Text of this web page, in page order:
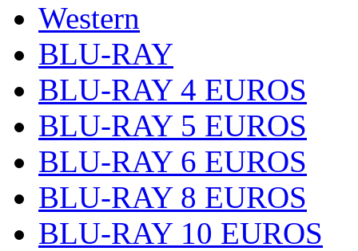
Western
BLU-RAY
BLU-RAY 4 EUROS
BLU-RAY 5 EUROS
BLU-RAY 6 EUROS
BLU-RAY 8 EUROS
BLU-RAY 10 EUROS